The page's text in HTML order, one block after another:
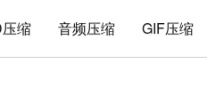
缩 音频压缩 GIF压缩